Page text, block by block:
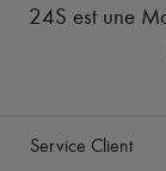
24S est une
Service Client